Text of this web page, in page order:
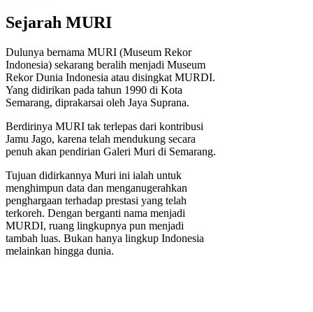
Sejarah MURI
Dulunya bernama MURI (Museum Rekor
Indonesia) sekarang beralih menjadi Museum
Rekor Dunia Indonesia atau disingkat MURDI.
Yang didirikan pada tahun 1990 di Kota
Semarang, diprakarsai oleh Jaya Suprana.
Berdirinya MURI tak terlepas dari kontribusi
Jamu Jago, karena telah mendukung secara
penuh akan pendirian Galeri Muri di Semarang.
Tujuan didirkannya Muri ini ialah untuk
menghimpun data dan menganugerahkan
penghargaan terhadap prestasi yang telah
terkoreh. Dengan berganti nama menjadi
MURDI, ruang lingkupnya pun menjadi
tambah luas. Bukan hanya lingkup Indonesia
melainkan hingga dunia.